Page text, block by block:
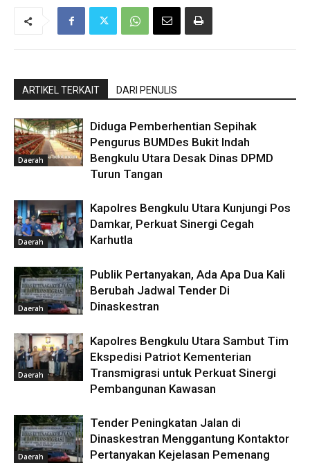
ARTIKEL TERKAIT DARI PENULIS
Daerah
Diduga Pemberhentian Sepihak
Pengurus BUMDes Bukit Indah
Bengkulu Utara Desak Dinas DPMD
Turun Tangan
Daerah
Kapolres Bengkulu Utara Kunjungi Pos
Damkar, Perkuat Sinergi Cegah
Karhutla
Daerah
Publik Pertanyakan, Ada Apa Dua Kali
Berubah Jadwal Tender Di
Dinaskestran
Daerah
Kapolres Bengkulu Utara Sambut Tim
Ekspedisi Patriot Kementerian
Transmigrasi untuk Perkuat Sinergi
Pembangunan Kawasan
Daerah
Tender Peningkatan Jalan di
Dinaskestran Menggantung Kontaktor
Pertanyakan Kejelasan Pemenang